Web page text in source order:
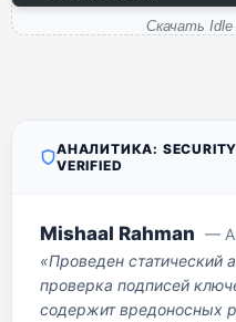
Скачать Idle
АНАЛИТИКА: SECURITY
VERIFIED
Mishaal Rahman —
«Проведен статический
проверка подписей
содержит вредоносных